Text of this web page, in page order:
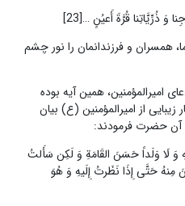
وَ ذُرِّیَّاتِنا قُرَّةَ أَعیُنٍ …[23]
همسران و فرزندانمان را نور چشم
امیرالمؤمنین، همین آیه بوده
زیبایی از امیرالمؤمنین (ع) بیان
آن حضرت فرمودند:
وَ لَا وَلَداً حَسَنَ القَامَةِ وَ لَکِن سَأَلتُ
مِنهُ حَتَّی إِذَا نَظَرتُ إِلَیهِ وَ هُوَ